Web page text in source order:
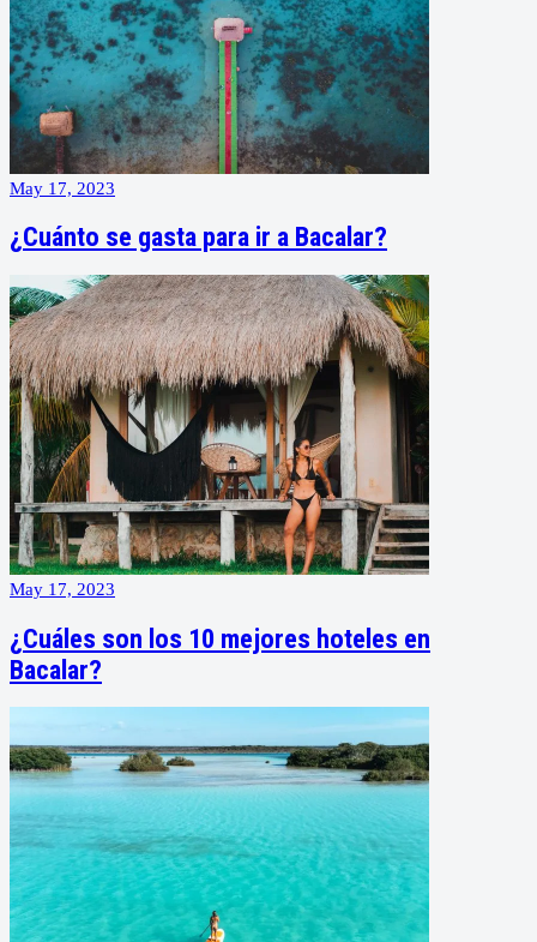
May 17, 2023
¿Cuánto se gasta para ir a Bacalar?
May 17, 2023
¿Cuáles son los 10 mejores hoteles en
Bacalar?